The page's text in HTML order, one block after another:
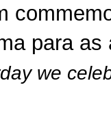
para as
we